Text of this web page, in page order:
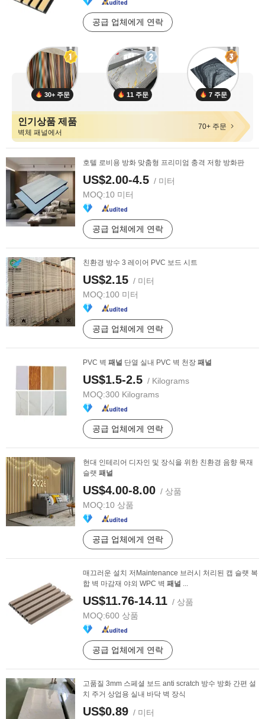
공급 업체에게 연락
30+ 주문 11 주문 7 주문
인기상품 제품
벽체 패널에서
70+ 주문
호텔 로비용 방화 맞춤형 프리미엄 충격 저항 방화판
US$2.00-4.5 / 미터
MOQ:10 미터
공급 업체에게 연락
친환경 방수 3 레이어 PVC 보드 시트
US$2.15 / 미터
MOQ:100 미터
공급 업체에게 연락
PVC 벽 패널 단열 실내 PVC 벽 천장 패널
US$1.5-2.5 / Kilograms
MOQ:300 Kilograms
공급 업체에게 연락
현대 인테리어 디자인 및 장식을 위한 친환경 음향 목재
슬랫 패널
US$4.00-8.00 / 상품
MOQ:10 상품
공급 업체에게 연락
매끄러운 설치 저Maintenance 브러시 처리된 캡 슬랫 복
합 벽 마감재 야외 WPC 벽 패널 ...
US$11.76-14.11 / 상품
MOQ:600 상품
공급 업체에게 연락
고품질 3mm 스페셜 보드 anti scratch 방수 방화 간편 설
치 주거 상업용 실내 바닥 벽 장식
US$0.89 / 미터